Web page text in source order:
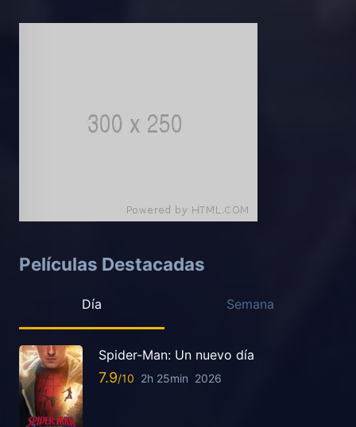
Películas Destacadas
Día Semana
Spider-Man: Un nuevo día
7.9 2h 25min 2026